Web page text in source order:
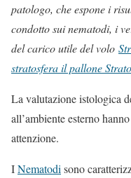
patologo, che espone i
condotto sui nematodi, i
del carico utile del volo
stratosfera il pallone
La valutazione istologica
all’ambiente esterno
attenzione.
INematodi sono